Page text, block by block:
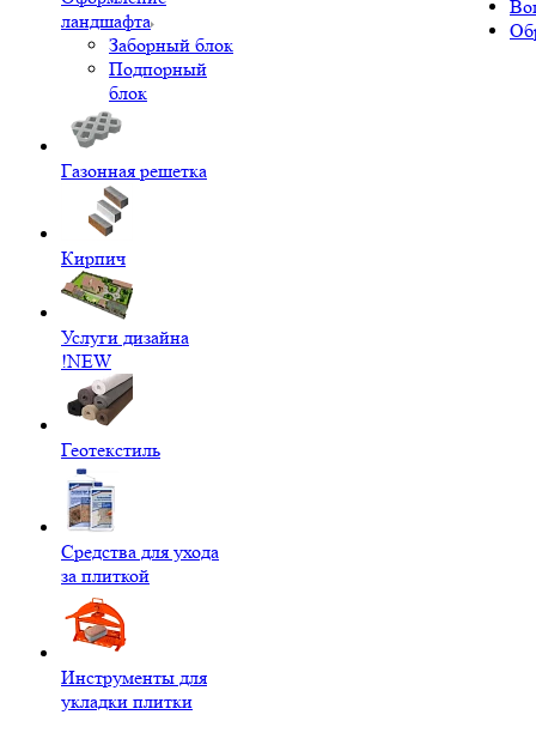
ландшафта
Заборный блок
Подпорный
блок
Газонная решетка
Кирпич
Услуги дизайна
!NEW
Геотекстиль
Средства для ухода
за плиткой
Инструменты для
укладки плитки